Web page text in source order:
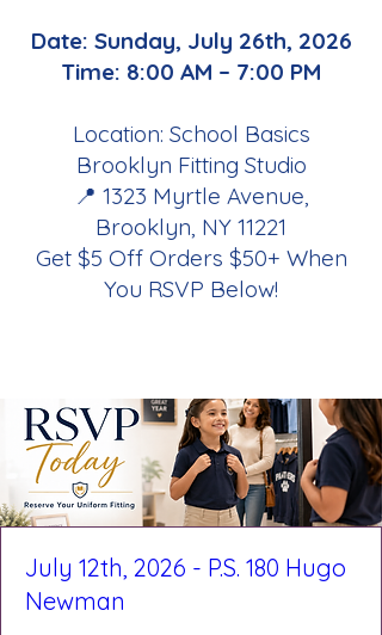
Date: Sunday, July 26th, 2026
Time: 8:00 AM – 7:00 PM
Location: School Basics
Brooklyn Fitting Studio
📍 1323 Myrtle Avenue,
Brooklyn, NY 11221
Get $5 Off Orders $50+ When
You RSVP Below!
July 12th, 2026 - P.S. 180 Hugo
Newman